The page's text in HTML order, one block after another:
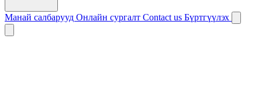
Манай салбарууд Онлайн сургалт Contact us Бүртгүүлэх